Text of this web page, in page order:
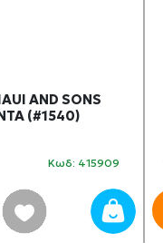
AND SONS
(#1540)
Κωδ: 415909